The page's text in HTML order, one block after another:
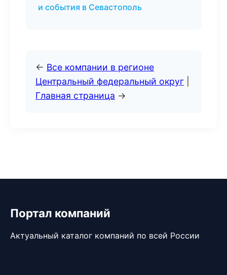
и события в Севастополь
← Все компании в регионе
Центральный федеральный округ
Главная страница →
Портал компаний
Актуальный каталог компаний по всей России